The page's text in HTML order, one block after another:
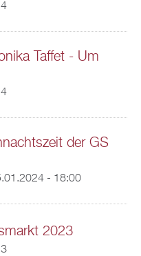
Taffet - Um
der GS
- 18:00
2023